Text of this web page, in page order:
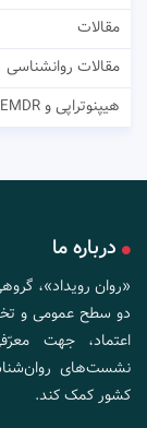
مقالات
مقالات روانشناسی
هیپنوتراپی و EMDR
درباره ما
«روان رویداد»،
دو سطح عمومی و
اعتماد، جهت
نشست‌های
کشور کمک کند.